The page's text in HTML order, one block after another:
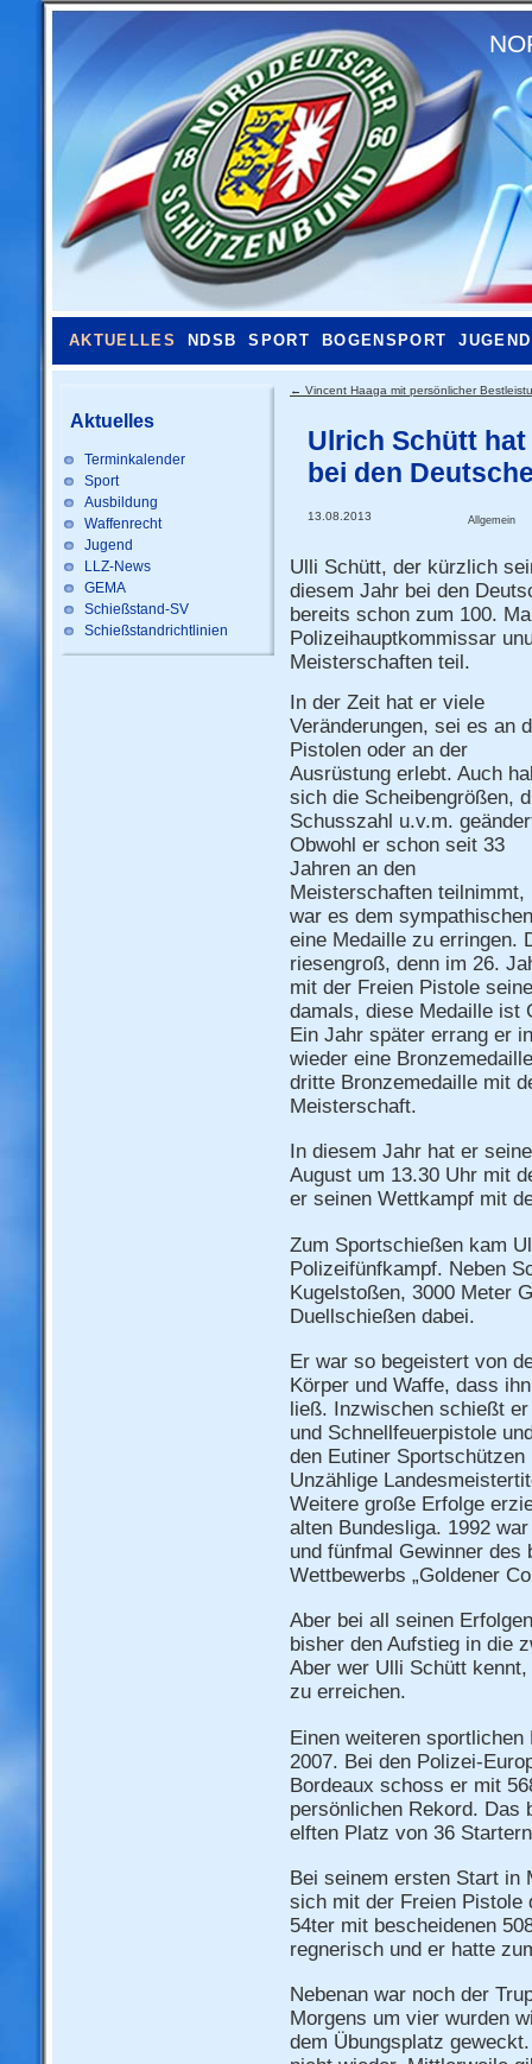
AKTUELLES NDSB SPORT BOGENSPORT JUGEND
Aktuelles
Terminkalender
Sport
Ausbildung
Waffenrecht
Jugend
LLZ-News
GEMA
Schießstand-SV
Schießstandrichtlinien
← Vincent Haaga mit persönlicher
Ulrich Schütt
bei den
13.08.2013 Allgemein
Ulli Schütt, der kürzlich
diesem Jahr bei den
bereits schon zum 100.
Polizeihauptkommissar
Meisterschaften teil.
In der Zeit hat er viele
Veränderungen, sei es an
Pistolen oder an der
Ausrüstung erlebt. Auch
sich die Scheibengrößen,
Schusszahl u.v.m.
Obwohl er schon seit 33
Jahren an den
Meisterschaften teilnimmt,
war es dem
eine Medaille zu erringen.
riesengroß, denn im 26.
mit der Freien Pistole
damals, diese Medaille ist
Ein Jahr später errang er
wieder eine
dritte Bronzemedaille mit
Meisterschaft.
In diesem Jahr hat er
August um 13.30 Uhr mit
er seinen Wettkampf mit
Zum Sportschießen kam
Polizeifünfkampf. Neben
Kugelstoßen, 3000 Meter
Duellschießen dabei.
Er war so begeistert von
Körper und Waffe, dass
ließ. Inzwischen schießt
und Schnellfeuerpistole
den Eutiner
Unzählige
Weitere große Erfolge
alten Bundesliga. 1992
und fünfmal Gewinner des
Wettbewerbs „Goldener
Aber bei all seinen
bisher den Aufstieg in die
Aber wer Ulli Schütt
zu erreichen.
Einen weiteren
2007. Bei den Polizei-
Bordeaux schoss er mit
persönlichen Rekord. Das
elften Platz von 36
Bei seinem ersten Start in
sich mit der Freien
54ter mit bescheidenen
regnerisch und er hatte
Nebenan war noch der
Morgens um vier wurden
dem Übungsplatz